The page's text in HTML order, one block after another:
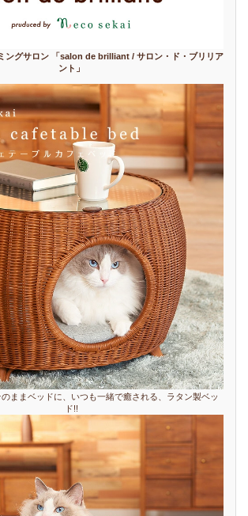
ングサロン 「salon de brilliant / サロン・ド・ブリリア
ント」
ままベッドに、いつも一緒で癒される、ラタン製ベッ
ド!!